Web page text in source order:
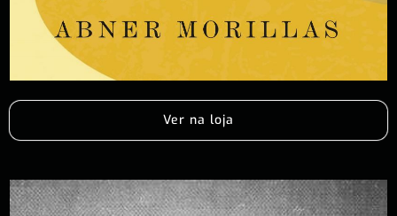
Ver na loja